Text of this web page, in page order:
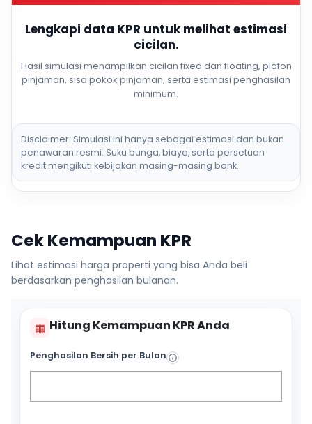
Lengkapi data KPR untuk melihat estimasi
cicilan.
Hasil simulasi menampilkan cicilan fixed dan floating, plafon
pinjaman, sisa pokok pinjaman, serta estimasi penghasilan
minimum.
Disclaimer: Simulasi ini hanya sebagai estimasi dan bukan
penawaran resmi. Suku bunga, biaya, serta persetuan
kredit mengikuti kebijakan masing-masing bank.
Cek Kemampuan KPR
Lihat estimasi harga properti yang bisa Anda beli
berdasarkan penghasilan bulanan.
▦ Hitung Kemampuan KPR Anda
Penghasilan Bersih per Bulan